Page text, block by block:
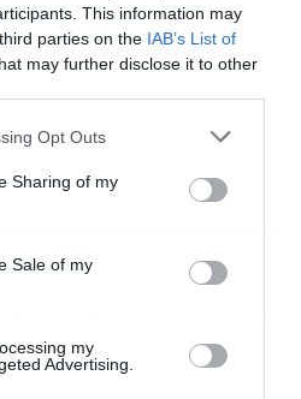
This information may
parties on the IAB’s List of
may further disclose it to other
Opt Outs
Sharing of my
Sale of my
my
Advertising.
πως δεν σχεδιάζει την
Ορμούζ